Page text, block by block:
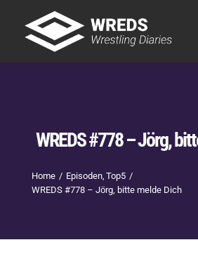
content
WREDS #778 – Jörg,
Home Episoden Top5
WREDS #778 – Jörg, bitte melde Dich